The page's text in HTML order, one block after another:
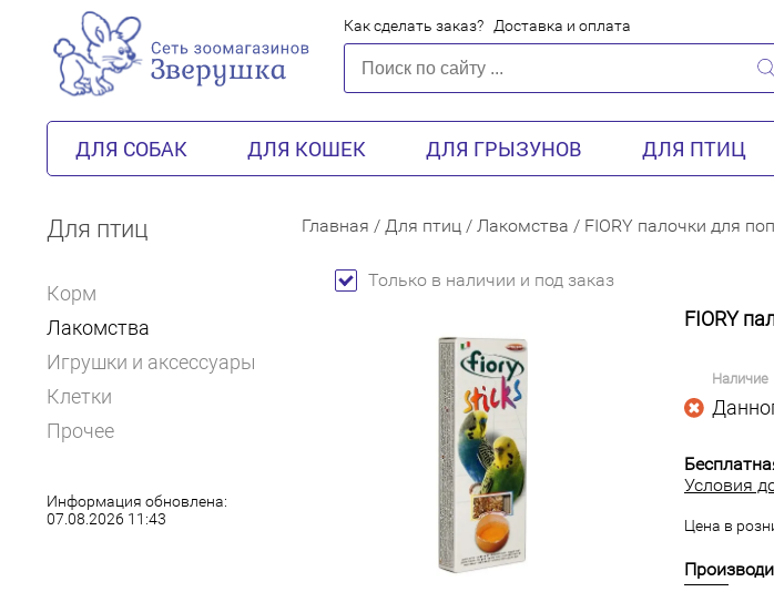
Как сделать заказ? Доставка и оплата
ДЛЯ СОБАК ДЛЯ КОШЕК ДЛЯ ГРЫЗУНОВ ДЛЯ ПТИЦ
Для птиц
Корм
Лакомства
Игрушки и аксессуары
Клетки
Прочее
Информация обновлена:
07.08.2026 11:43
Главная / Для птиц / Лакомства / FIORY палочки для
Только в наличии и под заказ
FIORY
Наличие
Условия
Цена в